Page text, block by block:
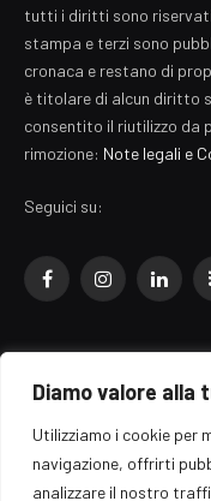
Diamo valore alla
Utilizziamo i cookie per
navigazione, offrirti
analizzare il nostro
tutti i diritti sono
stampa e terzi sono
cronaca e restano di
è titolare di alcun diritto
consentito il riutilizzo da
rimozione: Note legali e
Seguici su:
FacebookInstagram
© 2026
Il portale EZ Rome e'
registrata al
Direttore